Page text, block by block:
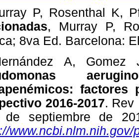
P, Rosenthal K,
, Murray P,
8va Ed. Barcelona:
A,
2016-2017. Rev
septiembre de